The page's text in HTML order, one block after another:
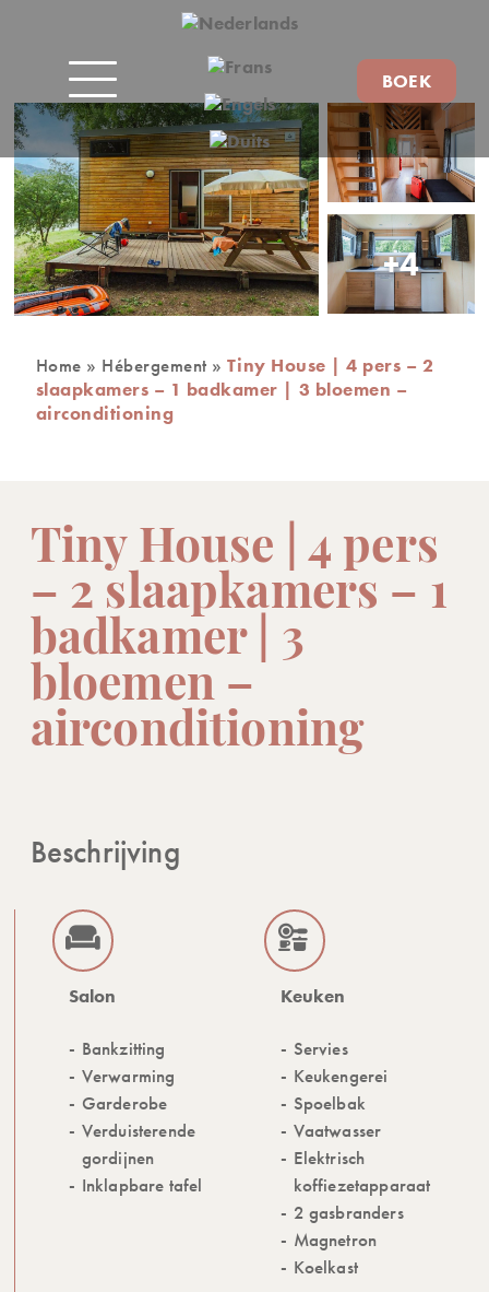
BOEK
+4
Home » Hébergement »Tiny House | 4 pers – 2
slaapkamers – 1 badkamer | 3 bloemen –
airconditioning
Tiny House | 4 pers
– 2 slaapkamers – 1
badkamer | 3
bloemen –
airconditioning
Beschrijving
Salon
Bankzitting
Verwarming
Garderobe
Verduisterende
gordijnen
Inklapbare tafel
Keuken
Servies
Keukengerei
Spoelbak
Vaatwasser
Elektrisch
koffiezetapparaat
2 gasbranders
Magnetron
Koelkast